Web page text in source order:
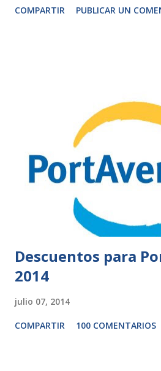
COMPARTIR PUBLICAR UN
Descuentos para
2014
julio 07, 2014
COMPARTIR 100 COMENTARIOS